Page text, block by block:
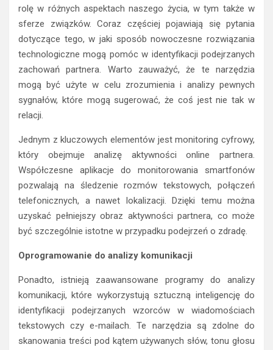
rolę w różnych aspektach naszego życia, w tym także w
sferze związków. Coraz częściej pojawiają się pytania
dotyczące tego, w jaki sposób nowoczesne rozwiązania
technologiczne mogą pomóc w identyfikacji podejrzanych
zachowań partnera. Warto zauważyć, że te narzędzia
mogą być użyte w celu zrozumienia i analizy pewnych
sygnałów, które mogą sugerować, że coś jest nie tak w
relacji.
Jednym z kluczowych elementów jest monitoring cyfrowy,
który obejmuje analizę aktywności online partnera.
Współczesne aplikacje do monitorowania smartfonów
pozwalają na śledzenie rozmów tekstowych, połączeń
telefonicznych, a nawet lokalizacji. Dzięki temu można
uzyskać pełniejszy obraz aktywności partnera, co może
być szczególnie istotne w przypadku podejrzeń o zdradę.
Oprogramowanie do analizy komunikacji
Ponadto, istnieją zaawansowane programy do analizy
komunikacji, które wykorzystują sztuczną inteligencję do
identyfikacji podejrzanych wzorców w wiadomościach
tekstowych czy e-mailach. Te narzędzia są zdolne do
skanowania treści pod kątem używanych słów, tonu głosu